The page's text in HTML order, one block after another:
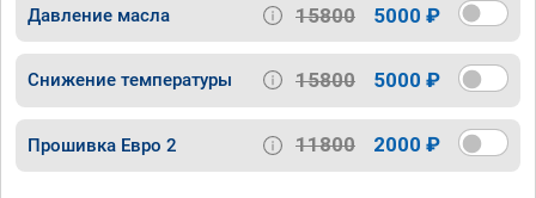
Давление масла 15800 5000 ₽
Снижение температуры 15800 5000 ₽
Прошивка Евро 2 11800 2000 ₽